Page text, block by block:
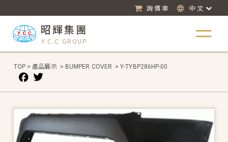
詢價車 中文
昭輝集團
Y.C.C GROUP
TOP > 產品展示 > BUMPER COVER > Y-TYBP286HP-00